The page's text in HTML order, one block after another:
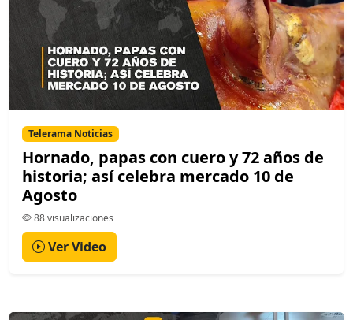
Telerama Noticias
Hornado, papas con cuero y 72 años de
historia; así celebra mercado 10 de
Agosto
88 visualizaciones
Ver Video